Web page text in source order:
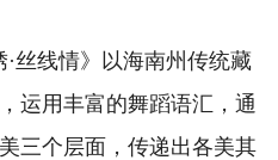
线情》以海南州传统藏
运用丰富的舞蹈语汇，通
三个层面，传递出各美其